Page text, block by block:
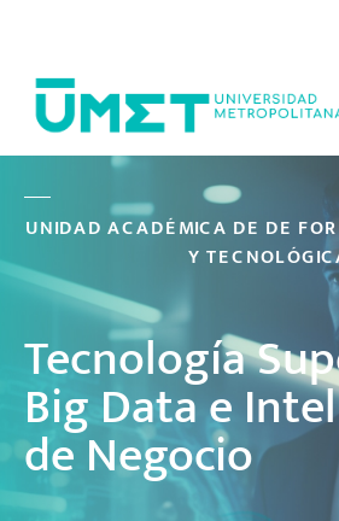
UNIDAD ACADÉMICA DE DE FOR
Y TECNOLÓGIC
Tecnología
Big Data e
de Negocio